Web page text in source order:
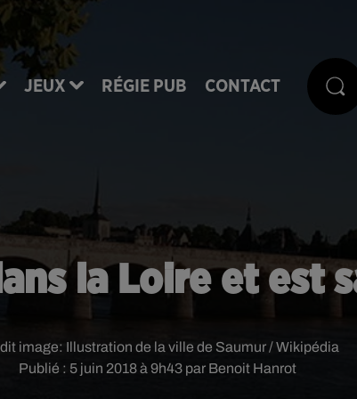
JEUX RÉGIE PUB CONTACT
la Loire et est
Publié : 5 juin 2018 à 9h43 par Benoit Hanrot
image: Illustration de la ville de Saumur / Wikipédia